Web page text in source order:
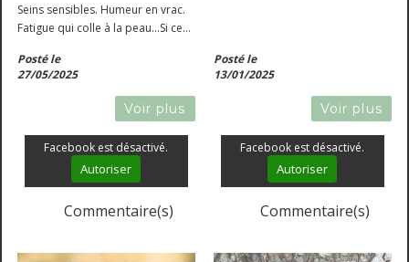
Seins sensibles. Humeur en vrac.
Fatigue qui colle à la peau...Si ces
vos règles sont de retour, vous
êtes peut-être concernée par le
Posté le
27/05/2025
Voir plus
Facebook est désactivé.
Autoriser
Commentaire(s)
enchainent otites sur otites. Elle...
Posté le
13/01/2025
Voir plus
Facebook est désactivé.
Autoriser
Commentaire(s)